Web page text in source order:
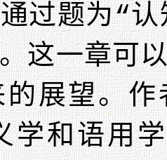
过题为“
这一章可
展望。
学和语用